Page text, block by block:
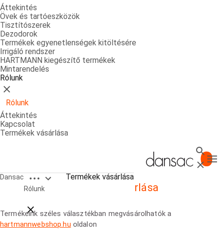
Áttekintés
Övek és tartóeszközök
Tisztítószerek
Dezodorok
Termékek egyenetlenségek kitöltésére
Irrigáló rendszer
HARTMANN kiegészítő termékek
Mintarendelés
Rólunk
Bezárás
Rólunk
Áttekintés
Kapcsolat
Termékek vásárlása
Dansac Open breadcrumbs
Close breadcrumbs
Rólunk
Termékek vásárlása
Termékek vásárlása
Termékeink széles választékban megvásárolhatók a
hartmannwebshop.hu oldalon